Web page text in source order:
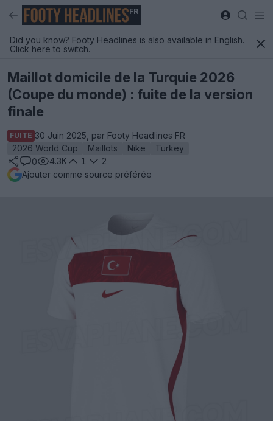
FR
Did you know? Footy Headlines is also available in English.
Click here to switch.
Maillot domicile de la Turquie 2026
(Coupe du monde) : fuite de la version
finale
FUITE 30 Juin 2025, par Footy Headlines FR
2026 World Cup
Maillots Nike
Turkey
0
4.3K 1
2
Ajouter comme source préférée